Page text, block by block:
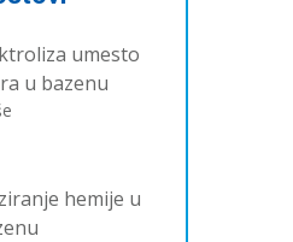
umesto
u bazenu
hemije u